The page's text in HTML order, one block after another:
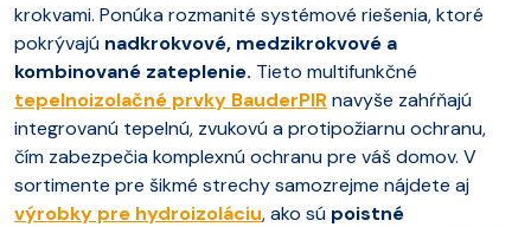
krokvami. Ponúka rozmanité systémové riešenia, ktoré
pokrývajú nadkrokvové, medzikrokvové a
kombinované zateplenie. Tieto multifunkčné
tepelnoizolačné prvky BauderPIRnavyše zahŕňajú
integrovanú tepelnú, zvukovú a protipožiarnu ochranu,
čím zabezpečia komplexnú ochranu pre váš domov. V
sortimente pre šikmé strechy samozrejme nájdete aj
výrobky pre hydroizoláciu, ako sú poistné